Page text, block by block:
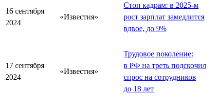
16 сентября
2024
«Известия»
Стоп кадрам: в 2025-м
рост зарплат замедлится
вдвое, до 9%
17 сентября
2024
«Известия»
Трудовое поколение:
в РФ на треть подскочил
спрос на сотрудников
до 18 лет